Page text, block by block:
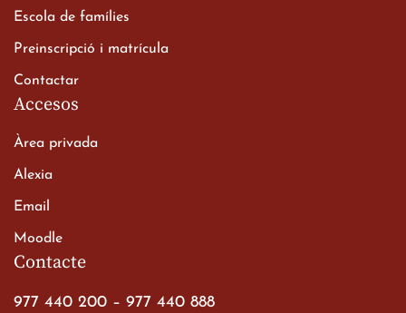
Batxillerat
a les ciutats imperials
Contacte
977 440 200 – 977 440 888
Escola de famílies
Preinscripció i matrícula
Contactar
Accesos
Àrea privada
Alexia
Email
Moodle